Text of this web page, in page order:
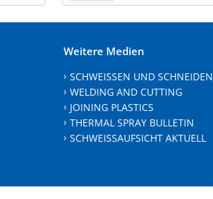
Weitere Medien
SCHWEISSEN UND SCHNEIDEN
WELDING AND CUTTING
JOINING PLASTICS
THERMAL SPRAY BULLETIN
SCHWEISSAUFSICHT AKTUELL